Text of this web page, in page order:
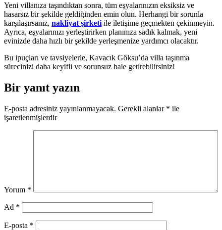
Yeni villanıza taşındıktan sonra, tüm eşyalarınızın eksiksiz ve
hasarsız bir şekilde geldiğinden emin olun. Herhangi bir sorunla
karşılaşırsanız, nakliyat şirketi ile iletişime geçmekten çekinmeyin.
Ayrıca, eşyalarınızı yerleştirirken planınıza sadık kalmak, yeni
evinizde daha hızlı bir şekilde yerleşmenize yardımcı olacaktır.
Bu ipuçları ve tavsiyelerle, Kavacık Göksu’da villa taşınma
sürecinizi daha keyifli ve sorunsuz hale getirebilirsiniz!
Bir yanıt yazın
E-posta adresiniz yayınlanmayacak. Gerekli alanlar * ile
işaretlenmişlerdir
Yorum *
Ad *
E-posta *